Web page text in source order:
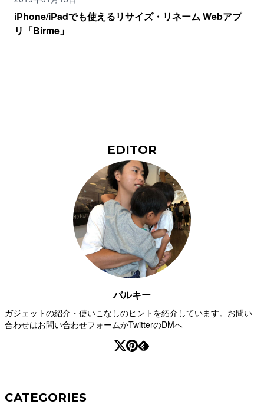
iPhone/iPadでも使えるリサイズ・リネーム Webアプ
リ「Birme」
EDITOR
バルキー
ガジェットの紹介・使いこなしのヒントを紹介しています。お問い
合わせはお問い合わせフォームかTwitterのDMへ
CATEGORIES